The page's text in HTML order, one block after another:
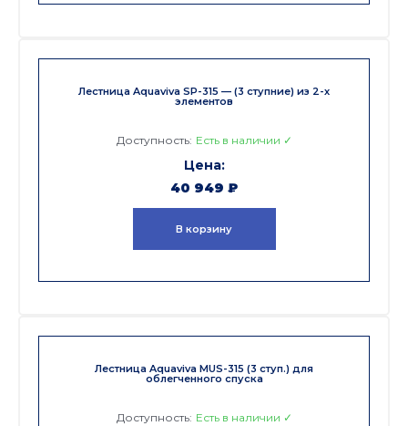
Лестница Aquaviva SP-315 — (3 ступние) из 2-х
элементов
Доступность: Есть в наличии ✓
40 949 ₽
В корзину
Лестница Aquaviva MUS-315 (3 ступ.) для
облегченного спуска
Доступность: Есть в наличии ✓